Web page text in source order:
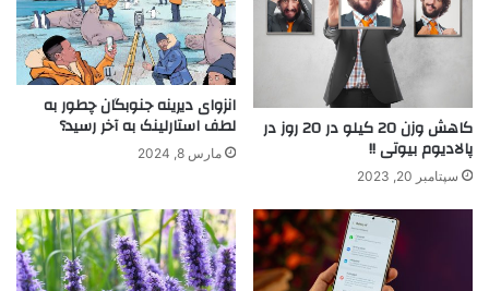
کاهش وزن 20 کیلو در 20 روز در
پالادیوم بیوتی !!
سپتامبر 20, 2023
انزوای دیرینه جنوبگان چطور به
لطف استارلینک به آخر رسید؟
مارس 8, 2024